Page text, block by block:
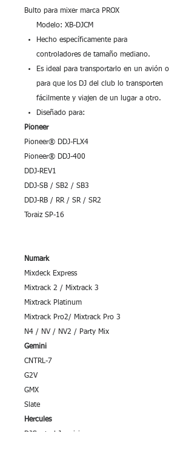
Bulto para mixer marca PROX
Modelo: XB-DJCM
Hecho específicamente para
controladores de tamaño mediano.
Es ideal para transportarlo en un avión o
para que los DJ del club lo transporten
fácilmente y viajen de un lugar a otro.
Diseñado para:
Pioneer
Pioneer® DDJ-FLX4
Pioneer® DDJ-400
DDJ-REV1
DDJ-SB / SB2 / SB3
DDJ-RB / RR / SR / SR2
Toraiz SP-16
Numark
Mixdeck Express
Mixtrack 2 / Mixtrack 3
Mixtrack Platinum
Mixtrack Pro2/ Mixtrack Pro 3
N4 / NV / NV2 / Party Mix
Gemini
CNTRL-7
G2V
GMX
Slate
Hercules
DJControl Jogvision